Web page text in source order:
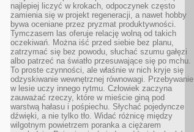
najlepiej liczyć w krokach, odpoczynek często
zamienia się w projekt regeneracji, a nawet hobby
bywa oceniane przez pryzmat produktywności.
Tymczasem las oferuje relację wolną od takich
oczekiwań. Można iść przed siebie bez planu,
zatrzymać się bez powodu, słuchać szumu gałęzi
albo patrzeć na światło przesuwające się po mchu.
To proste czynności, ale właśnie w nich kryje się
odzyskiwanie wewnętrznej równowagi. Przebywanie
w lesie uczy innego rytmu. Człowiek zaczyna
zauważać rzeczy, które w mieście giną pod
warstwą hałasu i pośpiechu. Słychać pojedyncze
dźwięki, a nie tylko tło. Widać różnicę między
wilgotnym powietrzem poranka a ciężarem